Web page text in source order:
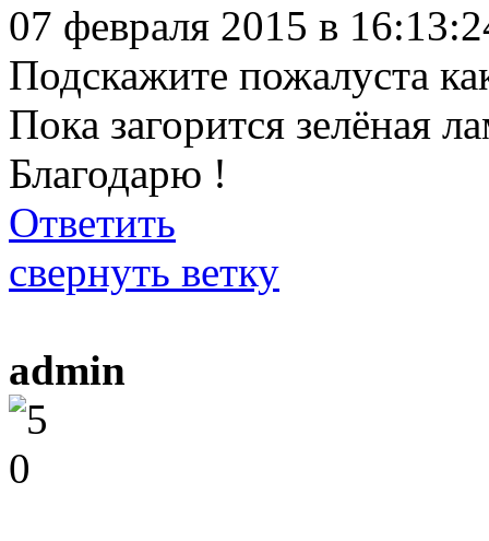
07 февраля 2015 в
Подскажите пожалуста
Пока загорится зелёная
Благодарю !
Ответить
свернуть ветку
admin
0